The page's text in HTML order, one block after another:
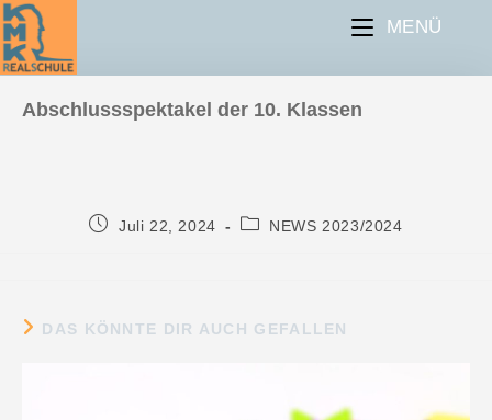
MENÜ
Abschlussspektakel der 10. Klassen
Juli 22, 2024 NEWS 2023/2024
DAS KÖNNTE DIR AUCH GEFALLEN